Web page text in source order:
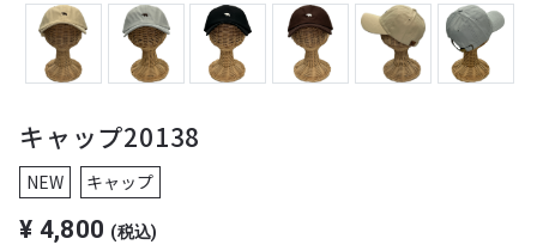
キャップ20138
NEW キャップ
¥ 4,800 (税込)